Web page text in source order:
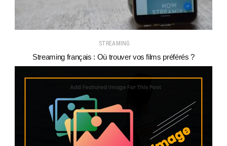
STREAMING
Streaming français : Où trouver vos films préférés ?